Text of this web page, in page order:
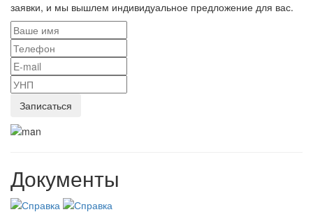
заявки, и мы вышлем индивидуальное предложение для вас.
Документы